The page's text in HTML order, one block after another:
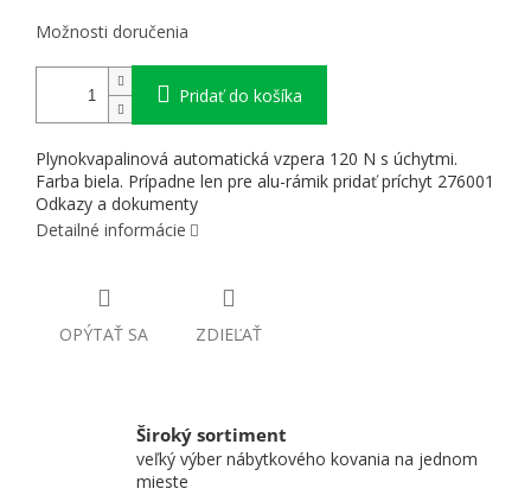
Možnosti doručenia
Pridať do košíka
Plynokvapalinová automatická vzpera 120 N s úchytmi.
Farba biela. Prípadne len pre alu-rámik pridať príchyt 276001
Odkazy a dokumenty
Detailné informácie
OPÝTAŤ SA ZDIEĽAŤ
Široký sortiment
veľký výber nábytkového kovania na jednom
mieste